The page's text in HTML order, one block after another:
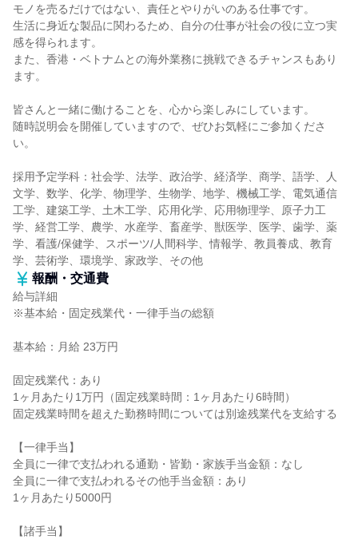
モノを売るだけではない、責任とやりがいのある仕事です。
生活に身近な製品に関わるため、自分の仕事が社会の役に立つ実
感を得られます。
また、香港・ベトナムとの海外業務に挑戦できるチャンスもあり
ます。
皆さんと一緒に働けることを、心から楽しみにしています。
随時説明会を開催していますので、ぜひお気軽にご参加くださ
い。
採用予定学科：社会学、法学、政治学、経済学、商学、語学、人
文学、数学、化学、物理学、生物学、地学、機械工学、電気通信
工学、建築工学、土木工学、応用化学、応用物理学、原子力工
学、経営工学、農学、水産学、畜産学、獣医学、医学、歯学、薬
学、看護/保健学、スポーツ/人間科学、情報学、教員養成、教育
学、芸術学、環境学、家政学、その他
報酬・交通費
給与詳細
※基本給・固定残業代・一律手当の総額
基本給：月給 23万円
固定残業代：あり
1ヶ月あたり1万円（固定残業時間：1ヶ月あたり6時間）
固定残業時間を超えた勤務時間については別途残業代を支給する
【一律手当】
全員に一律で支払われる通勤・皆勤・家族手当金額：なし
全員に一律で支払われるその他手当金額：あり
1ヶ月あたり5000円
【諸手当】